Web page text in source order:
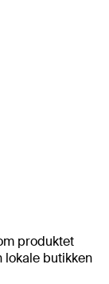
produktet
lokale butikken